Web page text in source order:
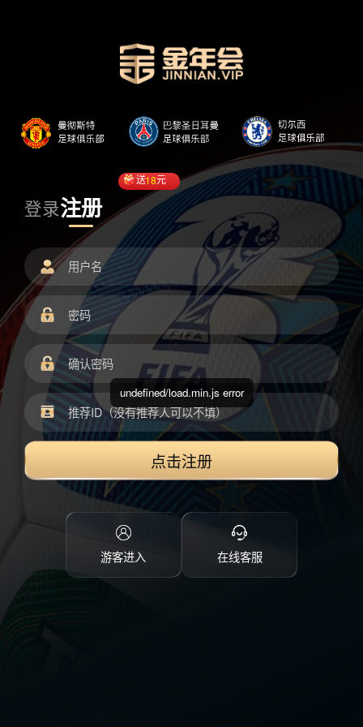
登录注册
送18元
点击注册
游客进入 在线客服
undefined/load.min.js error